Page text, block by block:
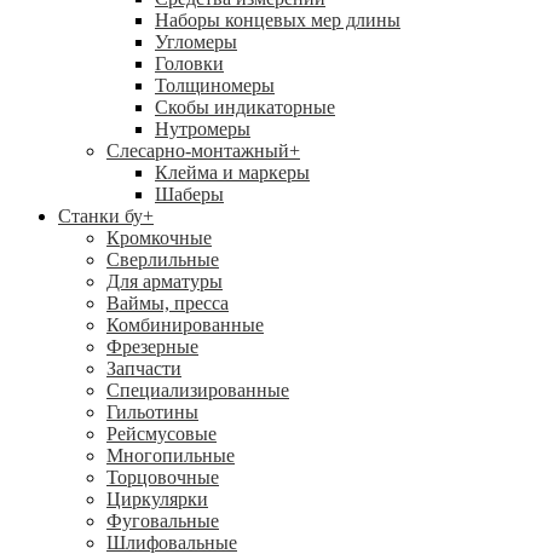
Наборы концевых мер длины
Угломеры
Головки
Толщиномеры
Скобы индикаторные
Нутромеры
Слесарно-монтажный+
Клейма и маркеры
Шаберы
Станки бу+
Кромкочные
Сверлильные
Для арматуры
Ваймы, пресса
Комбинированные
Фрезерные
Запчасти
Специализированные
Гильотины
Рейсмусовые
Многопильные
Торцовочные
Циркулярки
Фуговальные
Шлифовальные